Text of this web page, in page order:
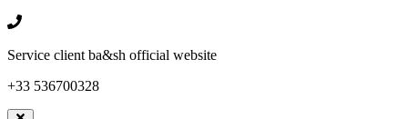
Service client ba&sh official website
+33 536700328